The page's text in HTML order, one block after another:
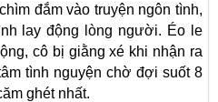
đắm vào truyện ngôn tình,
lay động lòng người. Éo le
cô bị giằng xé khi nhận ra
tình nguyện chờ đợi suốt 8
ghét nhất.